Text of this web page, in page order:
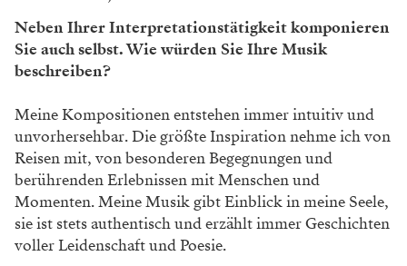
Neben Ihrer Interpretationstätigkeit komponieren
Sie auch selbst. Wie würden Sie Ihre Musik
beschreiben?
Meine Kompositionen entstehen immer intuitiv und
unvorhersehbar. Die größte Inspiration nehme ich von
Reisen mit, von besonderen Begegnungen und
berührenden Erlebnissen mit Menschen und
Momenten. Meine Musik gibt Einblick in meine Seele,
sie ist stets authentisch und erzählt immer Geschichten
voller Leidenschaft und Poesie.